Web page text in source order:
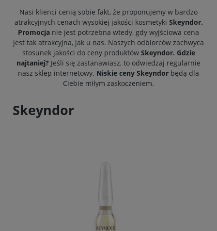
Nasi klienci cenią sobie fakt, że proponujemy w bardzo
atrakcyjnych cenach wysokiej jakości kosmetyki Skeyndor.
Promocja nie jest potrzebna wtedy, gdy wyjściowa cena
jest tak atrakcyjna, jak u nas. Naszych odbiorców zachwyca
stosunek jakości do ceny produktów Skeyndor. Gdzie
najtaniej? Jeśli się zastanawiasz, to odwiedzaj regularnie
nasz sklep internetowy. Niskie ceny Skeyndor będą dla
Ciebie miłym zaskoczeniem.
Skeyndor